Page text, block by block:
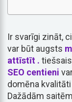
Ir svarīgi zināt,
var būt augsts
attīstīt .
SEO centieni
domēna
Dažādām